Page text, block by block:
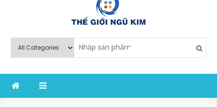
Thế Giới Ngũ Kim
nghiệp sản xuất